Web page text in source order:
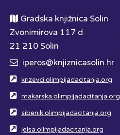
Gradska knjižnica Solin
Zvonimirova 117 d
21 210 Solin
iperos@knjiznicasolin.hr
krizevci.olimpijadacitanja.org
makarska.olimpijadacitanja.org
sibenik.olimpijadacitanja.org
jelsa.olimpijadacitanja.org